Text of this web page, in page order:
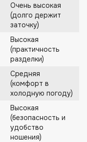
Очень высокая
(долго держит
заточку)
Высокая
(практичность
разделки)
Средняя
(комфорт в
холодную погоду)
Высокая
(безопасность и
удобство
ношения)